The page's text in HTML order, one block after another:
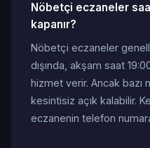
Nöbetçi eczaneler
kapanır?
Nöbetçi eczaneler
dışında, akşam saat
hizmet verir. Ancak
kesintisiz açık kalabilir.
eczanenin telefon